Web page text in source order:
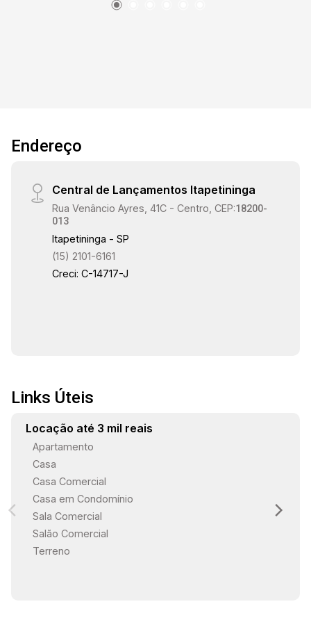
infraestrutura completa, com comércio, escolas
Endereço
Central de Lançamentos Itapetininga
Rua Venâncio Ayres, 41C - Centro, CEP:18200-
013
Itapetininga - SP
(15) 2101-6161
Creci: C-14717-J
Links Úteis
Locação até 3 mil reais
Apartamento
Casa
Casa Comercial
Casa em Condomínio
Sala Comercial
Salão Comercial
Terreno